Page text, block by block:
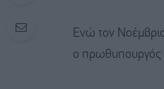
Ενώ τον
ο πρωθυπουργός